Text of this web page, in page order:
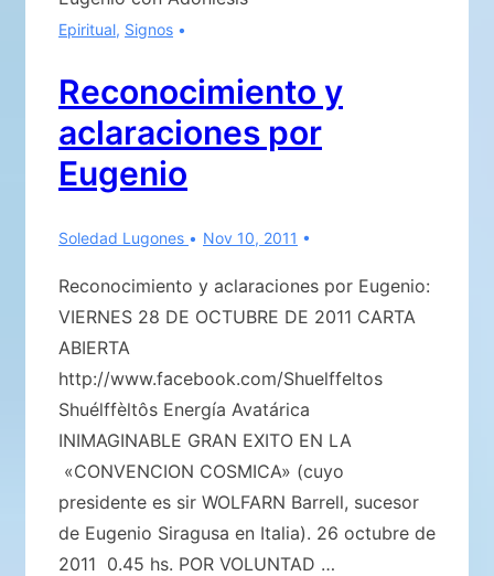
Epiritual, Signos
Reconocimiento y
aclaraciones por
Eugenio
Soledad Lugones Nov 10, 2011
Reconocimiento y aclaraciones por Eugenio:
VIERNES 28 DE OCTUBRE DE 2011 CARTA
ABIERTA
http://www.facebook.com/Shuelffeltos
Shuélffèltôs Energía Avatárica
INIMAGINABLE GRAN EXITO EN LA
«CONVENCION COSMICA» (cuyo
presidente es sir WOLFARN Barrell, sucesor
de Eugenio Siragusa en Italia). 26 octubre de
2011 0.45 hs. POR VOLUNTAD …